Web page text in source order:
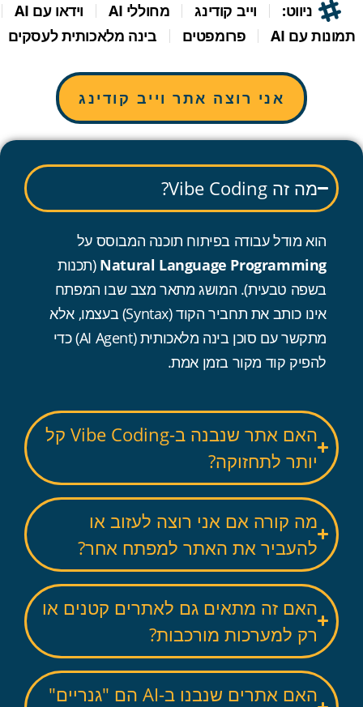
ניווט: וייב קודינג מחוללי AI
וידאו עם AI
תמונות עם AI
פרומפטים בינה מלאכותית לעסקים
אני רוצה אתר וייב קודינג
מה זה Vibe Coding?
הוא מודל עבודה בפיתוח תוכנה המבוסס על
Natural Language Programming (תכנות
בשפה טבעית). המושג מתאר מצב שבו המפתח
אינו כותב את תחביר הקוד (Syntax) בעצמו, אלא
מתקשר עם סוכן בינה מלאכותית (AI Agent) כדי
להפיק קוד מקור בזמן אמת.
האם אתר שנבנה ב-Vibe Coding קל
יותר לתחזוקה?
מה קורה אם אני רוצה לעזוב או
להעביר את האתר למפתח אחר?
האם זה מתאים גם לאתרים קטנים או
רק למערכות מורכבות?
האם אתרים שנבנו ב-AI הם "גנריים"